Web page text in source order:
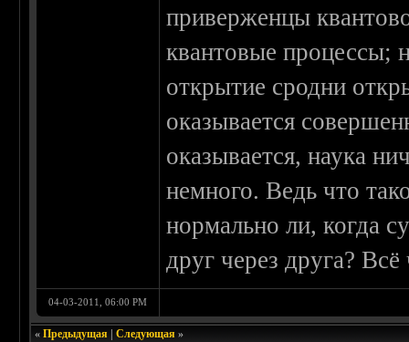
приверженцы
квантовые процессы;
открытие сродни
оказывается
оказывается, наука
немного. Ведь что
нормально ли, когда
друг через друга?
04-03-2011, 06:00 PM
«Предыдущая |Следующая »